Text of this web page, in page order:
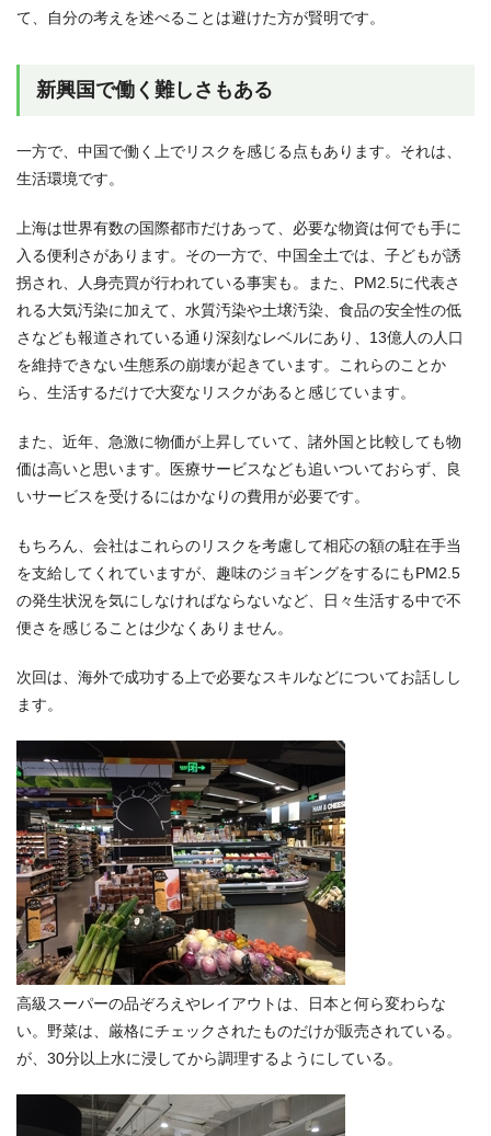
て、自分の考えを述べることは避けた方が賢明です。
新興国で働く難しさもある
一方で、中国で働く上でリスクを感じる点もあります。それは、
生活環境です。
上海は世界有数の国際都市だけあって、必要な物資は何でも手に
入る便利さがあります。その一方で、中国全土では、子どもが誘
拐され、人身売買が行われている事実も。また、PM2.5に代表さ
れる大気汚染に加えて、水質汚染や土壌汚染、食品の安全性の低
さなども報道されている通り深刻なレベルにあり、13億人の人口
を維持できない生態系の崩壊が起きています。これらのことか
ら、生活するだけで大変なリスクがあると感じています。
また、近年、急激に物価が上昇していて、諸外国と比較しても物
価は高いと思います。医療サービスなども追いついておらず、良
いサービスを受けるにはかなりの費用が必要です。
もちろん、会社はこれらのリスクを考慮して相応の額の駐在手当
を支給してくれていますが、趣味のジョギングをするにもPM2.5
の発生状況を気にしなければならないなど、日々生活する中で不
便さを感じることは少なくありません。
次回は、海外で成功する上で必要なスキルなどについてお話しし
ます。
高級スーパーの品ぞろえやレイアウトは、日本と何ら変わらな
い。野菜は、厳格にチェックされたものだけが販売されている。
が、30分以上水に浸してから調理するようにしている。